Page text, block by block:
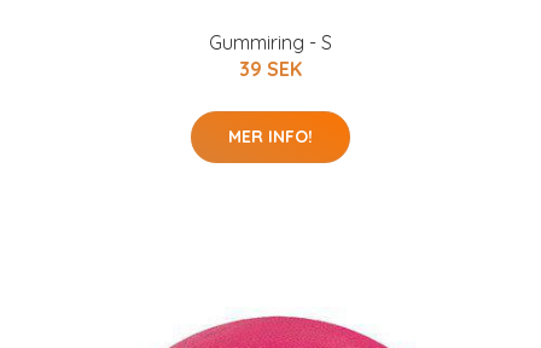
Gummiring - S
39 SEK
MER INFO!